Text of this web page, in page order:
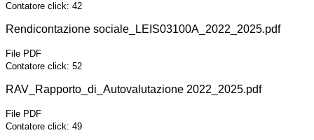
Contatore click: 42
Rendicontazione sociale_LEIS03100A_2022_2025.pdf
File PDF
Contatore click: 52
RAV_Rapporto_di_Autovalutazione 2022_2025.pdf
File PDF
Contatore click: 49